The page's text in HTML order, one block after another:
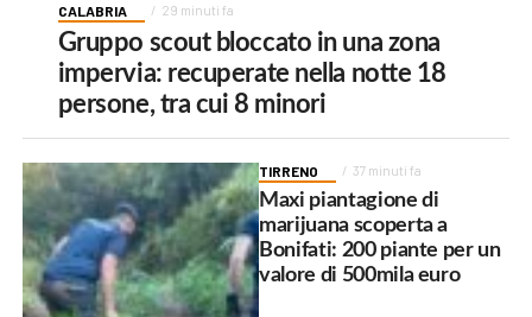
CALABRIA 29 minuti fa
Gruppo scout bloccato in una zona
impervia: recuperate nella notte 18
persone, tra cui 8 minori
TIRRENO 37 minuti fa
Maxi piantagione di
marijuana scoperta a
Bonifati: 200 piante per un
valore di 500mila euro